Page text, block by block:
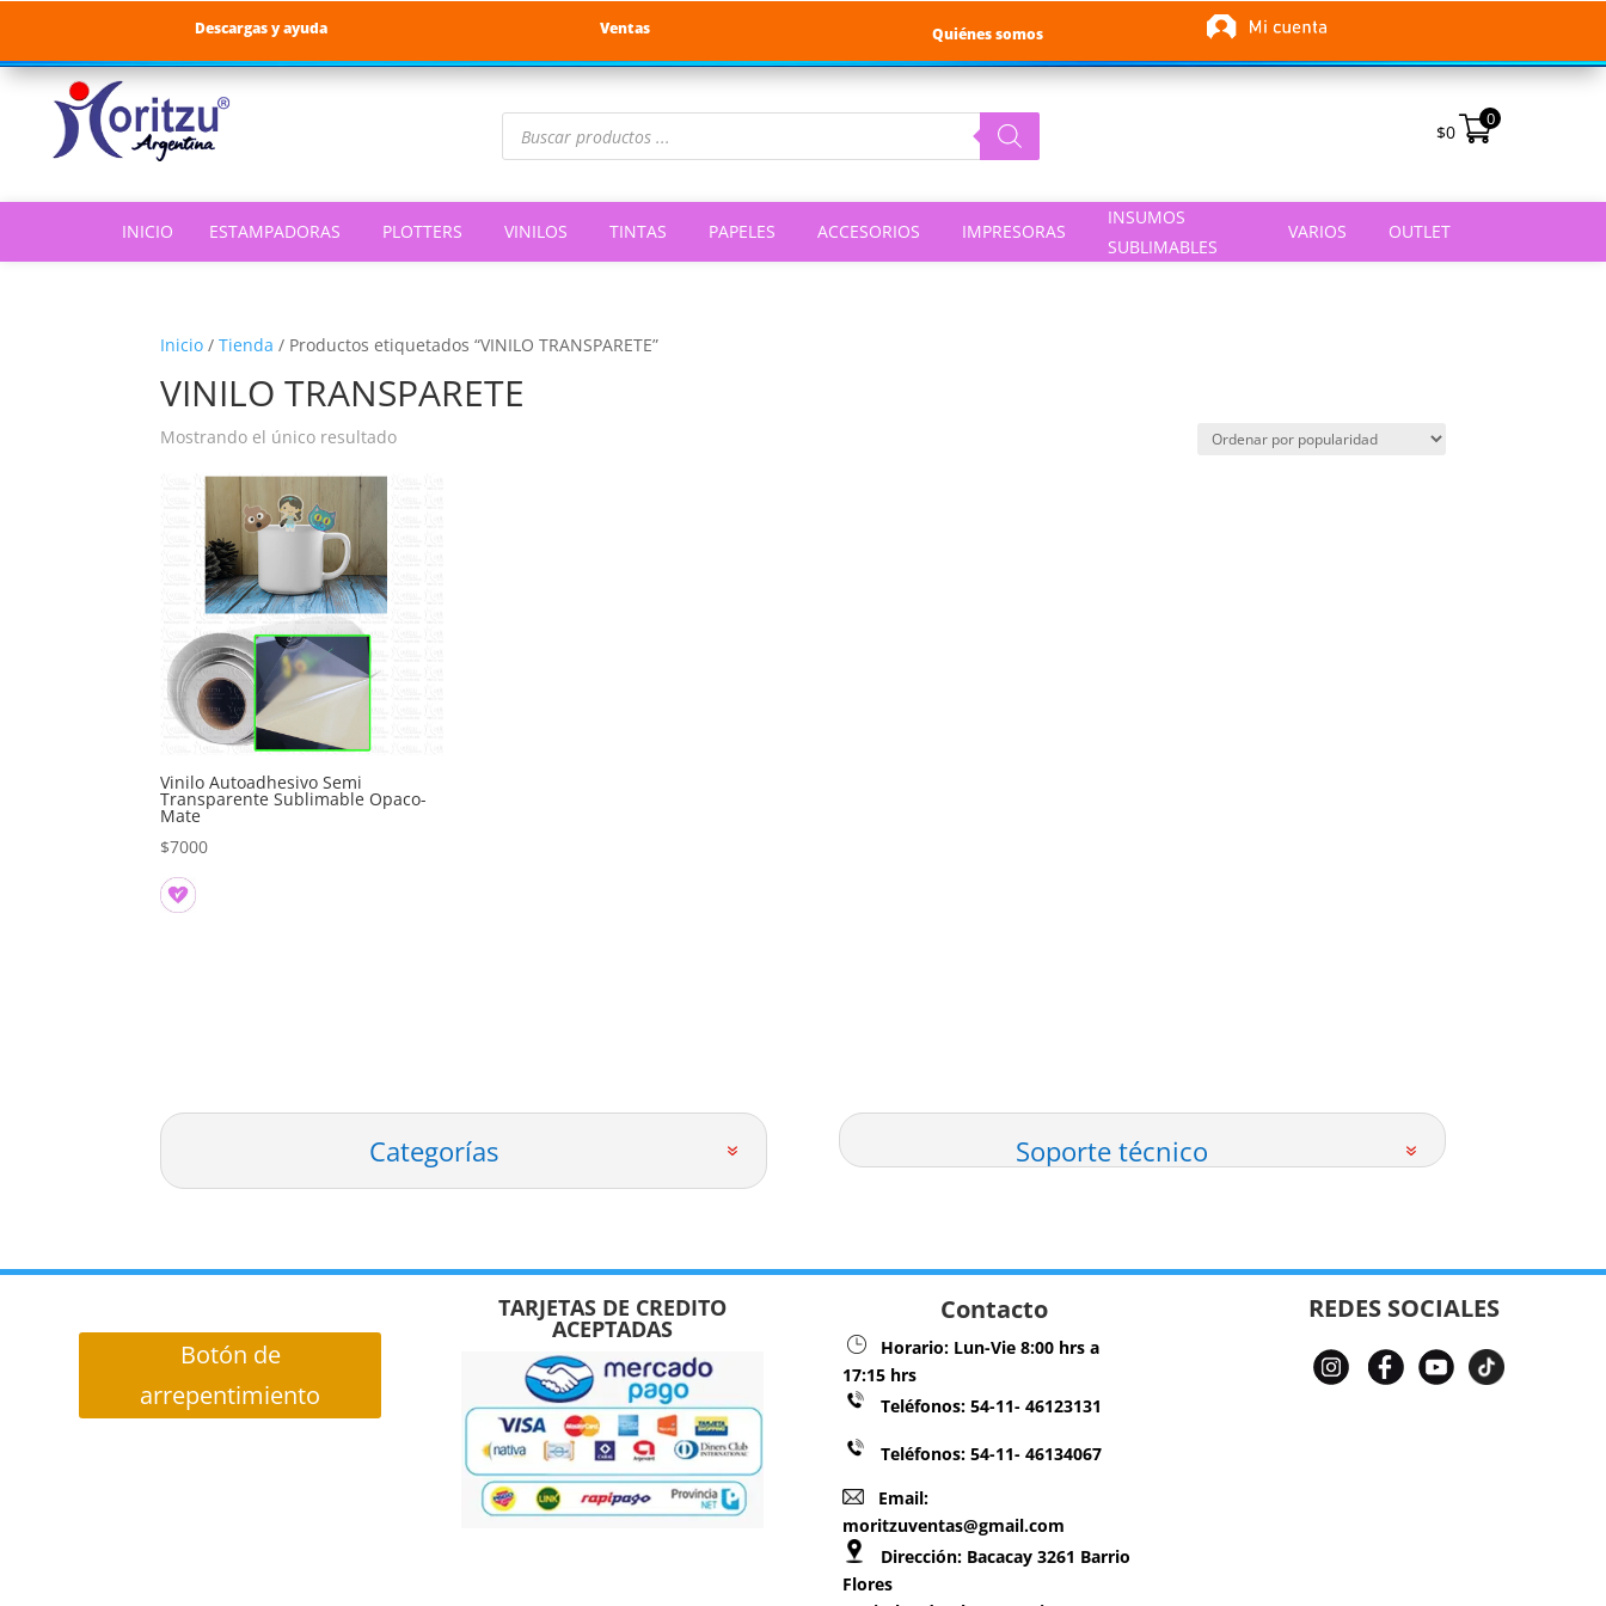
Descargas y ayuda Ventas Quiénes somos
Búsqueda
productos
$0
0
INICIO ESTAMPADORAS PLOTTERS VINILOS TINTAS PAPELES ACCESORIOS IMPRESORAS
INSUMOS
SUBLIMABLES
VARIOS OUTLET
Inicio /Tienda / Productos etiquetados “VINILO TRANSPARETE”
VINILO TRANSPARETE
Mostrando el único resultado
Vinilo Autoadhesivo Semi
Transparente Sublimable Opaco-
Mate
$7000
Categorías Soporte técnico
Botón de
arrepentimiento
TARJETAS DE CREDITO
ACEPTADAS
Contacto
Horario: Lun-Vie 8:00 hrs a
17:15 hrs
Teléfonos:54-11- 46123131
Teléfonos: 54-11- 46134067
Email:
moritzuventas@gmail.com
Dirección: Bacacay 3261 Barrio
Flores
REDES SOCIALES